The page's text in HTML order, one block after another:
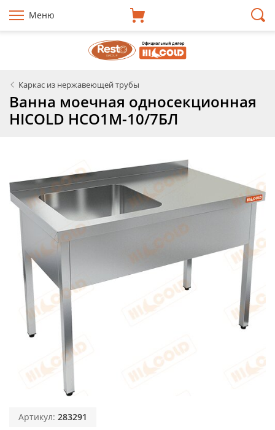
Меню
Каркас из нержавеющей трубы
Ванна моечная односекционная
HICOLD НСО1М-10/7БЛ
Артикул: 283291